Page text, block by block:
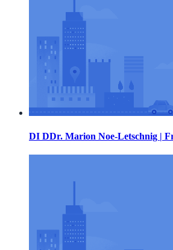
DI DDr. Marion Noe-Letschnig |